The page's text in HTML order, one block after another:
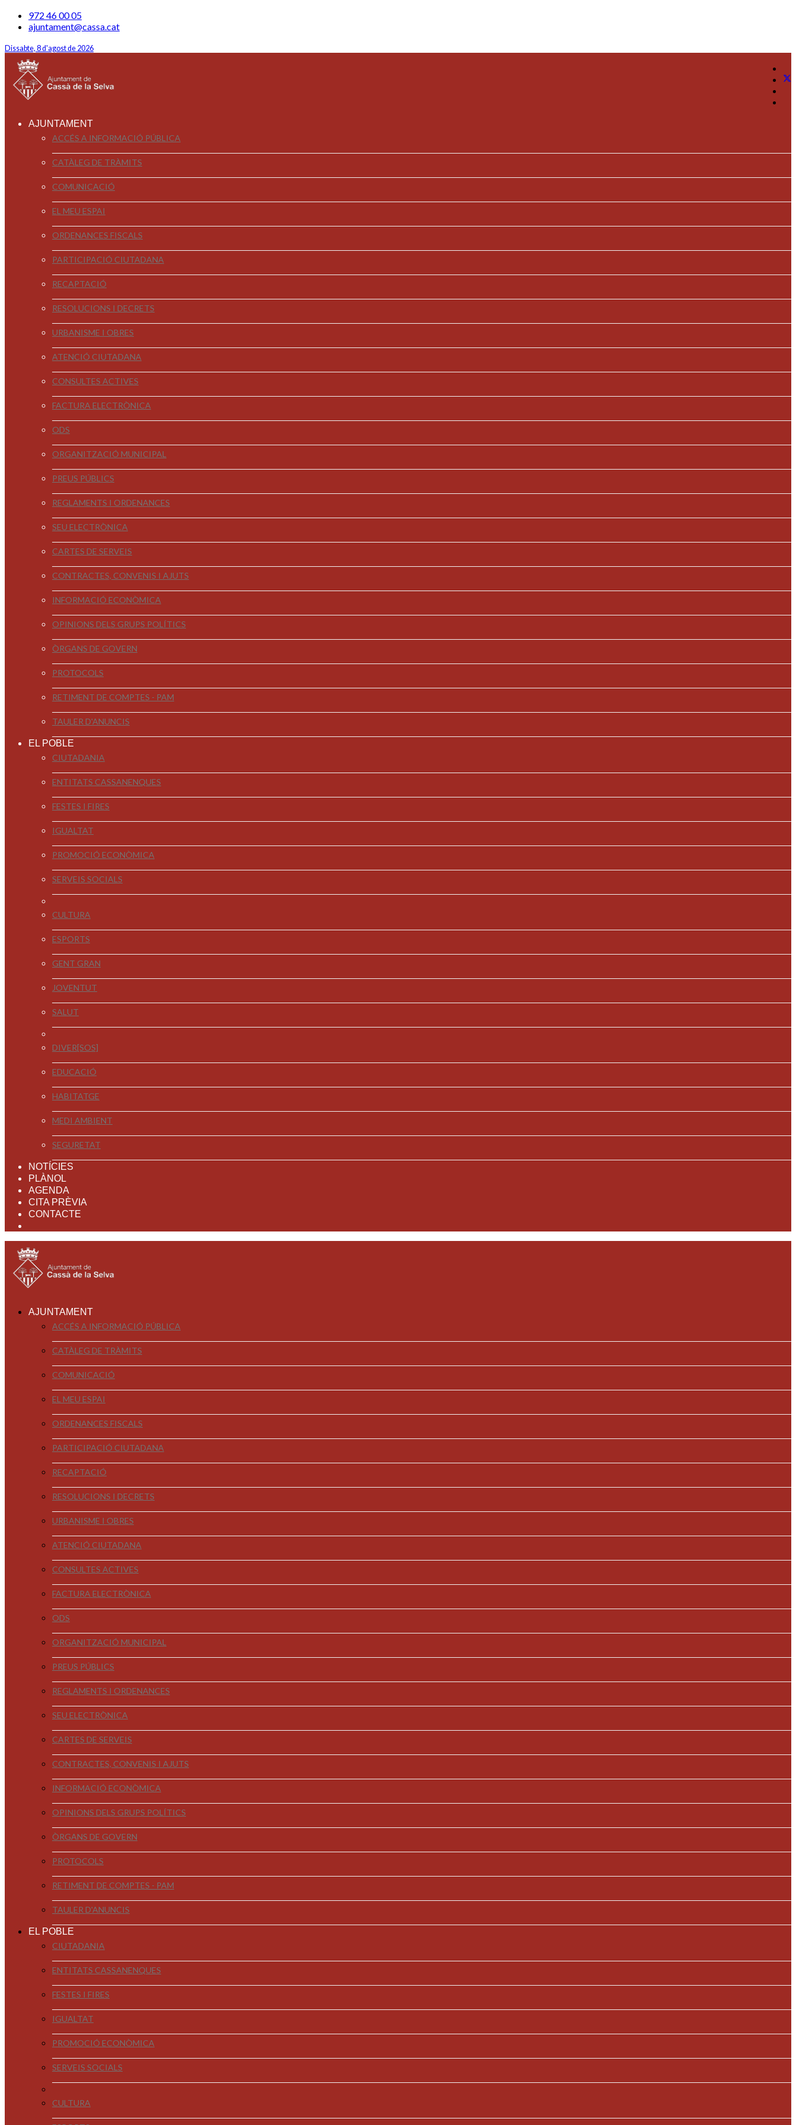
972 46 00 05
ajuntament@cassa.cat
Dissabte, 8 d'agost de 2026
AJUNTAMENT
ACCÉS A INFORMACIÓ PÚBLICA
CATÀLEG DE TRÀMITS
COMUNICACIÓ
EL MEU ESPAI
ORDENANCES FISCALS
PARTICIPACIÓ CIUTADANA
RECAPTACIÓ
RESOLUCIONS I DECRETS
URBANISME I OBRES
ATENCIÓ CIUTADANA
CONSULTES ACTIVES
FACTURA ELECTRÒNICA
ODS
ORGANITZACIÓ MUNICIPAL
PREUS PÚBLICS
REGLAMENTS I ORDENANCES
SEU ELECTRÒNICA
CARTES DE SERVEIS
CONTRACTES, CONVENIS I AJUTS
INFORMACIÓ ECONÒMICA
OPINIONS DELS GRUPS POLÍTICS
ÒRGANS DE GOVERN
PROTOCOLS
RETIMENT DE COMPTES - PAM
TAULER D'ANUNCIS
EL POBLE
CIUTADANIA
ENTITATS CASSANENQUES
FESTES I FIRES
IGUALTAT
PROMOCIÓ ECONÒMICA
SERVEIS SOCIALS
CULTURA
ESPORTS
GENT GRAN
JOVENTUT
SALUT
DIVER[SOS]
EDUCACIÓ
HABITATGE
MEDI AMBIENT
SEGURETAT
NOTÍCIES
PLÀNOL
AGENDA
CITA PRÈVIA
CONTACTE
AJUNTAMENT
ACCÉS A INFORMACIÓ PÚBLICA
CATÀLEG DE TRÀMITS
COMUNICACIÓ
EL MEU ESPAI
ORDENANCES FISCALS
PARTICIPACIÓ CIUTADANA
RECAPTACIÓ
RESOLUCIONS I DECRETS
URBANISME I OBRES
ATENCIÓ CIUTADANA
CONSULTES ACTIVES
FACTURA ELECTRÒNICA
ODS
ORGANITZACIÓ MUNICIPAL
PREUS PÚBLICS
REGLAMENTS I ORDENANCES
SEU ELECTRÒNICA
CARTES DE SERVEIS
CONTRACTES, CONVENIS I AJUTS
INFORMACIÓ ECONÒMICA
OPINIONS DELS GRUPS POLÍTICS
ÒRGANS DE GOVERN
PROTOCOLS
RETIMENT DE COMPTES - PAM
TAULER D'ANUNCIS
EL POBLE
CIUTADANIA
ENTITATS CASSANENQUES
FESTES I FIRES
IGUALTAT
PROMOCIÓ ECONÒMICA
SERVEIS SOCIALS
CULTURA